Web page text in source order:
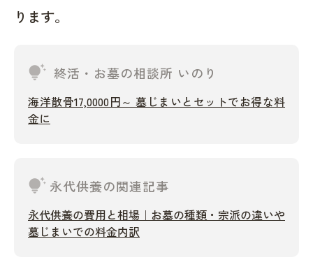
ります。
tips_and_updates 終活・お墓の相談所 いのり
海洋散骨17,0000円～ 墓じまいとセットでお得な料
金に
tips_and_updates 永代供養の関連記事
永代供養の費用と相場｜お墓の種類・宗派の違いや
墓じまいでの料金内訳